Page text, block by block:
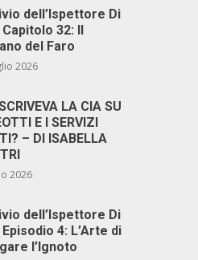
dell’Ispettore Di
Capitolo 32: Il
del Faro
2026
LA CIA SU
E I SERVIZI
– DI ISABELLA
2026
dell’Ispettore Di
4: L’Arte di
l’Ignoto